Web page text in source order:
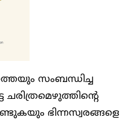
സംബന്ധിച്ച
ചരിത്രമെഴുത്തിന്റെ
ഭിന്നസ്വരങ്ങളെ